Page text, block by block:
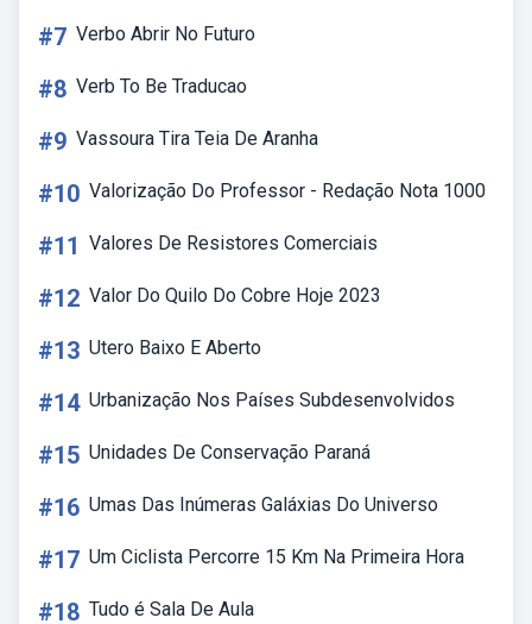
#7 Verbo Abrir No Futuro
#8 Verb To Be Traducao
#9 Vassoura Tira Teia De Aranha
#10 Valorização Do Professor - Redação Nota 1000
#11 Valores De Resistores Comerciais
#12 Valor Do Quilo Do Cobre Hoje 2023
#13 Utero Baixo E Aberto
#14 Urbanização Nos Países Subdesenvolvidos
#15 Unidades De Conservação Paraná
#16 Umas Das Inúmeras Galáxias Do Universo
#17 Um Ciclista Percorre 15 Km Na Primeira Hora
#18 Tudo é Sala De Aula